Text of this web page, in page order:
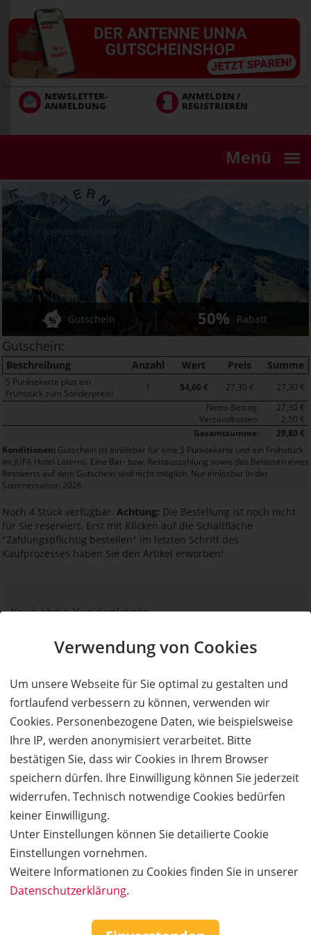
Verwendung von Cookies
Um unsere Webseite für Sie optimal zu gestalten und
fortlaufend verbessern zu können, verwenden wir
Cookies. Personenbezogene Daten, wie beispielsweise
Ihre IP, werden anonymisiert verarbeitet. Bitte
bestätigen Sie, dass wir Cookies in Ihrem Browser
speichern dürfen. Ihre Einwilligung können Sie jederzeit
widerrufen. Technisch notwendige Cookies bedürfen
keiner Einwilligung.
Unter Einstellungen können Sie detailierte Cookie
Einstellungen vornehmen.
Weitere Informationen zu Cookies finden Sie in unserer
Datenschutzerklärung.
zum
Inhalt
NEWSLETTER-
ANMELDUNG
ANMELDEN /
REGISTRIEREN
Menü
Gutschein 50% Rabatt
Gutschein:
Beschreibung Anzahl Wert Preis Summe
5 Punktekarte plus ein
Frühstück zum Sonderpreis!
1 54,60 € 27,30 €
27,30 €
Netto-Betrag:
27,30 €
Versandkosten:
2,50 €
Gesamtsumme:
29,80 €
Konditionen: Gutschein ist einlösbar für eine 5 Punktekarte und ein Frühstück
im JUFA Hotel Laterns. Eine Bar- bzw. Restauszahlung sowie das Belassen eines
Restwerts auf dem Gutschein sind nicht möglich. Nur einlösbar in der
Sommersaison 2026.
Noch 4 Stück verfügbar. Achtung: Die Bestellung ist noch nicht
für Sie reserviert. Erst mit Klicken auf die Schaltfläche
"Zahlungspflichtig bestellen" im letzten Schritt des
Kaufprozesses haben Sie den Artikel erworben!
Kauf ohne Kundenkonto
Sie können bei uns einen Kauf auch ohne Kundenkonto
Möglichkeit, Ihre Daten in einem Kundenkonto speichern zu
lassen.
BESTELLUNG FORTSETZEN
Kauf über bestehendes Kundenkonto
Wenn Sie bereits ein Kundenkonto haben, können Sie sich
nachfolgend einloggen. Die Daten, die zur Bestellung nötig sind,
werden dann automatisch aus Ihrem Kundenkonto
übernommen.